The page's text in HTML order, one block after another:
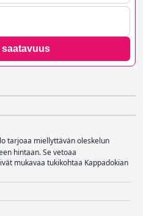
saatavuus
tarjoaa miellyttävän oleskelun
hintaan. Se vetoaa
mukavaa tukikohtaa Kappadokian